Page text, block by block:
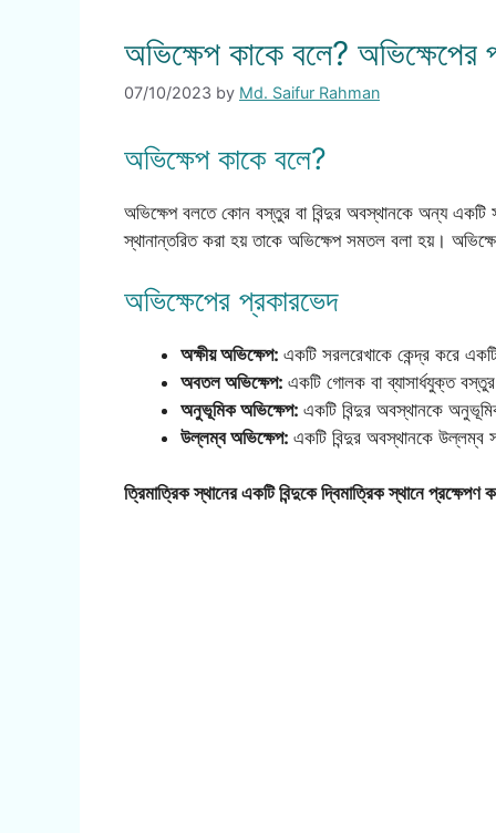
অভিক্ষেপ কাকে বলে? অভিক্ষেপের
07/10/2023 by Md. Saifur Rahman
অভিক্ষেপ কাকে বলে?
অভিক্ষেপ বলতে কোন বস্তুর বা বিন্দুর অবস্থানকে অন্য
স্থানান্তরিত করা হয় তাকে অভিক্ষেপ সমতল বলা হয়।
অভিক্ষেপের প্রকারভেদ
অক্ষীয় অভিক্ষেপ: একটি সরলরেখাকে কেন্দ্র করে
অবতল অভিক্ষেপ: একটি গোলক বা ব্যাসার্ধযুক্ত
অনুভূমিক অভিক্ষেপ: একটি বিন্দুর অবস্থানকে
উল্লম্ব অভিক্ষেপ: একটি বিন্দুর অবস্থানকে উল্লম্ব
ত্রিমাত্রিক স্থানের একটি বিন্দুকে দ্বিমাত্রিক স্থানে